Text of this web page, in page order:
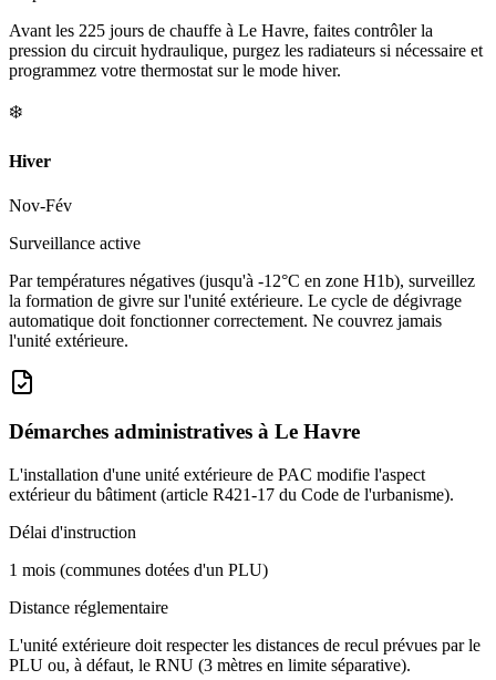
Avant les 225 jours de chauffe à Le Havre, faites contrôler la
pression du circuit hydraulique, purgez les radiateurs si nécessaire et
programmez votre thermostat sur le mode hiver.
❄️
Hiver
Nov-Fév
Surveillance active
Par températures négatives (jusqu'à -12°C en zone H1b), surveillez
la formation de givre sur l'unité extérieure. Le cycle de dégivrage
automatique doit fonctionner correctement. Ne couvrez jamais
l'unité extérieure.
Démarches administratives à Le Havre
L'installation d'une unité extérieure de PAC modifie l'aspect
extérieur du bâtiment (article R421-17 du Code de l'urbanisme).
Délai d'instruction
1 mois (communes dotées d'un PLU)
Distance réglementaire
L'unité extérieure doit respecter les distances de recul prévues par le
PLU ou, à défaut, le RNU (3 mètres en limite séparative).